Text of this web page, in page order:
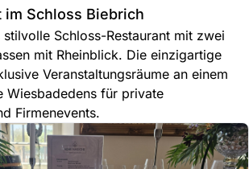
im Schloss Biebrich
Schloss-Restaurant mit zwei
mit Rheinblick. Die einzigartige
Veranstaltungsräume an einem
Wiesbadedens für private
Firmenevents.